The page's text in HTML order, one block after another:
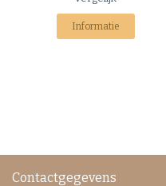
Informatie
Contactgegevens